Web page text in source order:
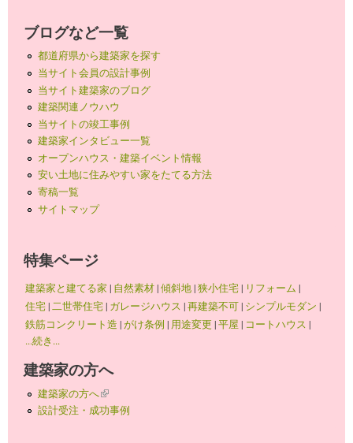
ブログなど一覧
都道府県から建築家を探す
当サイト会員の設計事例
当サイト建築家のブログ
建築関連ノウハウ
当サイトの竣工事例
建築家インタビュー一覧
オープンハウス・建築イベント情報
安い土地に住みやすい家をたてる方法
寄稿一覧
サイトマップ
特集ページ
建築家と建てる家 | 自然素材|傾斜地|狭小住宅| リフォーム |
住宅|二世帯住宅| ガレージハウス |再建築不可| シンプルモダン |
鉄筋コンクリート造 |がけ条例 | 用途変更 |平屋 | コートハウス |
...続き...
建築家の方へ
建築家の方へ(link is external)
設計受注・成功事例